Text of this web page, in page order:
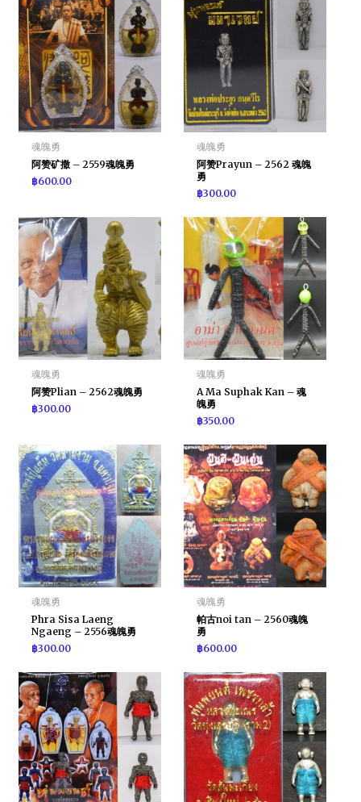
魂魄勇
阿赞矿撒 – 2559魂魄勇
฿600.00
魂魄勇
阿赞Prayun – 2562 魂魄
勇
฿300.00
魂魄勇
阿赞Plian – 2562魂魄勇
฿300.00
魂魄勇
A Ma Suphak Kan – 魂
魄勇
฿350.00
魂魄勇
Phra Sisa Laeng
Ngaeng – 2556魂魄勇
฿300.00
魂魄勇
帕古noi tan – 2560魂魄
勇
฿600.00